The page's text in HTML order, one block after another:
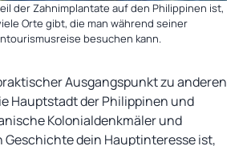
der Zahnimplantate auf den Philippinen ist,
Orte gibt, die man während seiner
besuchen kann.
Ausgangspunkt zu anderen
Hauptstadt der Philippinen und
Kolonialdenkmäler und
Geschichte dein Hauptinteresse ist,